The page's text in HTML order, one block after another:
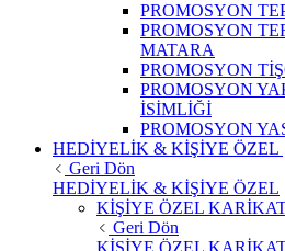
PROMOSYON
PROMOSYON
MATARA
PROMOSYON
PROMOSYON
İSİMLİĞİ
PROMOSYON
HEDİYELİK & KİŞİYE ÖZEL
Geri Dön
HEDİYELİK & KİŞİYE ÖZEL
KİŞİYE ÖZEL
Geri Dön
KİŞİYE ÖZEL